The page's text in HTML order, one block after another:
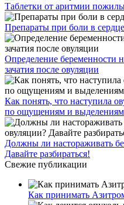
Таблетки от аритмии
Препараты при боли в сердце
Определение беременности
зачатия после овуляции
Как понять, что наступила
по ощущениям и выделениям
Должны ли настораживать
Давайте разбираться!
Свежие публикации
Как принимать